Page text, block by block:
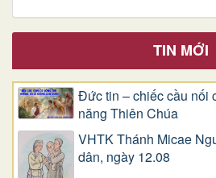
TIN MỚI
Đức tin – chiếc cầu nối
năng Thiên Chúa
VHTK Thánh Micae
dân, ngày 12.08